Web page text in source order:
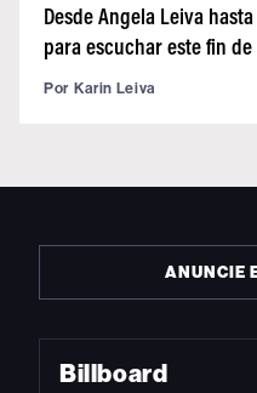
Desde Angela Leiva
para escuchar este fin
Por Karin Leiva
ANUNCIE
Billboard